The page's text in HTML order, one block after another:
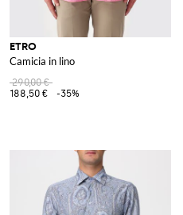
ETRO
Camicia in lino
290,00 €
188,50 €
-35%